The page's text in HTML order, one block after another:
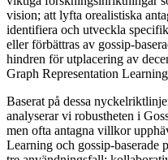
vision; att lyfta orealistiska
identifiera och utveckla
eller förbättras av gossip-
hindren för utplacering av
Graph Representation
Baserat på dessa
analyserar vi robustheten i
men ofta antagna villkor
Learning och gossip-baserade